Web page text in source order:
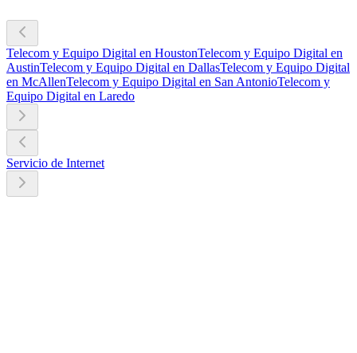
Telecom y Equipo Digital en HoustonTelecom y Equipo Digital en
AustinTelecom y Equipo Digital en DallasTelecom y Equipo Digital
en McAllenTelecom y Equipo Digital en San AntonioTelecom y
Equipo Digital en Laredo
Servicio de Internet